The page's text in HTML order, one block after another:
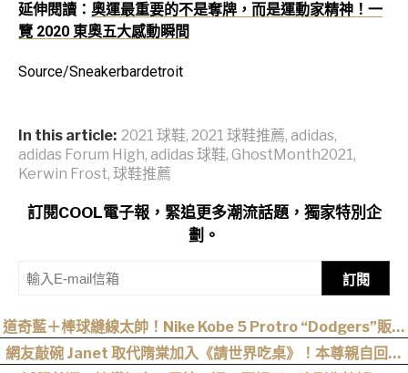
延伸閱讀： 奧運最重要的不是奪牌，而是運動家精神！一
覽 2020 東奧五大感動瞬間
Source/Sneakerbardetroit
In this article: 2021 球鞋, 2021 球鞋推薦, adidas,
adidas Forum High, adidas 球鞋, GhostMonth2021,
Kerwin Frost, 球鞋推薦
訂閱COOL電子報，緊追更多潮流話題，獨家特別企
劃。
訂閱
道奇藍＋棒球縫線太帥！Nike Kobe 5 Protro “Dodgers”販售
資訊釋出
網友敲碗 Janet 取代隋棠加入《請世界吃桌》！本尊親自回應